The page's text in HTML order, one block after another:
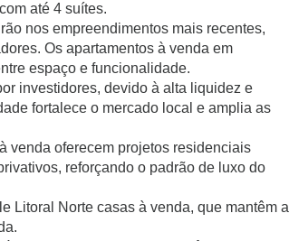
até 4 suítes.
nos empreendimentos mais recentes,
Os apartamentos à venda em
espaço e funcionalidade.
investidores, devido à alta liquidez e
fortalece o mercado local e amplia as
venda oferecem projetos residenciais
reforçando o padrão de luxo do
Litoral Norte casas à venda, que mantêm a